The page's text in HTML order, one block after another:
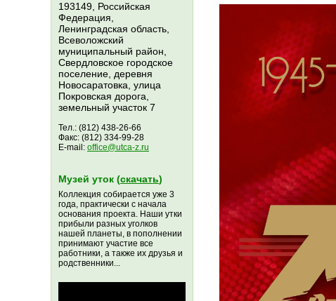
193149, Российская
Федерация,
Ленинградская область,
Всеволожский
муниципальный район,
Свердловское городское
поселение, деревня
Новосаратовка, улица
Покровская дорога,
земельный участок 7
Тел.: (812) 438-26-66
Факс: (812) 334-99-28
E-mail: office@utca-z.ru
Музей уток (скачать)
Коллекция собирается уже 3
года, практически с начала
основания проекта. Наши утки
прибыли разных уголков
нашей планеты, в пополнении
принимают участие все
работники, а также их друзья и
родственники...